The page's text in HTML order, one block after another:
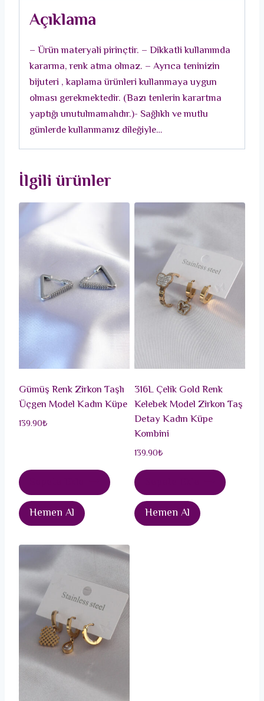
Açıklama
– Ürün materyali pirinçtir. – Dikkatli kullanımda
kararma, renk atma olmaz. – Ayrıca teninizin
bijuteri , kaplama ürünleri kullanmaya uygun
olması gerekmektedir. (Bazı tenlerin karartma
yaptığı unutulmamalıdır.)- Sağlıklı ve mutlu
günlerde kullanmanız dileğiyle…
İlgili ürünler
Gümüş Renk Zirkon Taşlı
Üçgen Model Kadın Küpe
139.90₺
Hemen Al
316L Çelik Gold Renk
Kelebek Model Zirkon Taş
Detay Kadın Küpe
Kombini
139.90₺
Hemen Al